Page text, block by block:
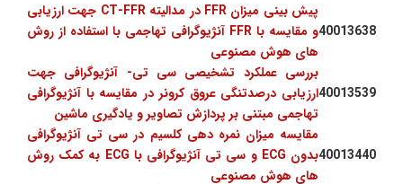
38
400136
پیش بینی میزان FFR در مدالیته CT-FFR جهت ارزیابی
و مقایسه با FFR آنژیوگرافی تهاجمی با استفاده از روش
های هوش مصنوعی
39
400135
بررسی عملکرد تشخیصی سی تی- آنژیوگرافی جهت
ارزیابی درصدتنگی عروق کرونر در مقایسه با آنژیوگرافی
تهاجمی مبتنی بر پردازش تصاویر و یادگیری ماشین
40
400134
مقایسه میزان نمره دهی کلسیم در سی تی آنژیوگرافی
بدون ECG و سی تی آنژیوگرافی با ECG به کمک روش
های هوش مصنوعی